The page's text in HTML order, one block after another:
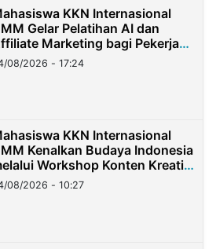
KKN Internasional
Gelar Pelatihan AI dan
Marketing bagi Pekerja
Indonesia di Taiwan
08/2026 - 17:24
KKN Internasional
Kenalkan Budaya Indonesia
Workshop Konten Kreatif
Taiwan
08/2026 - 10:27